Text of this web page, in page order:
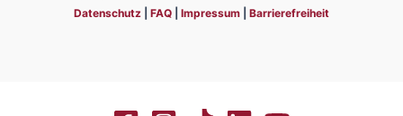
Datenschutz
FAQ Impressum Barrierefreiheit